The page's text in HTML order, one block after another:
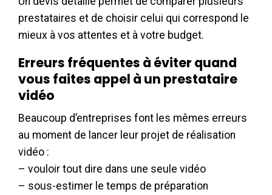
prestataires et de choisir celui qui correspond le
mieux à vos attentes et à votre budget.
Erreurs fréquentes à éviter quand
vous faites appel à un prestataire
vidéo
Beaucoup d’entreprises font les mêmes erreurs
au moment de lancer leur projet de réalisation
vidéo :
– vouloir tout dire dans une seule vidéo
– sous-estimer le temps de préparation